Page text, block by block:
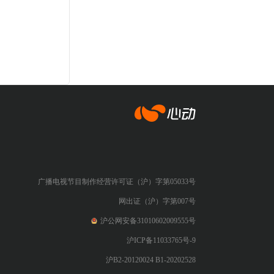
广播电视节目制作经营许可证（沪）字第05033号
网出证（沪）字第007号
沪公网安备31010602009555号
沪ICP备11033765号-9
沪B2-20120024 B1-20202528
心动网络